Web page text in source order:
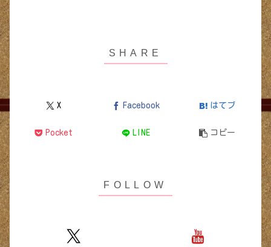
X Facebook はてブ
Pocket LINE コピー